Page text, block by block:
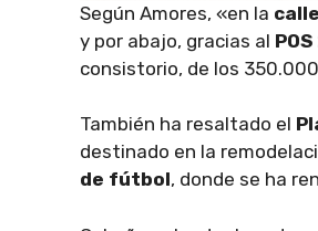
Según Amores, «en la
y por abajo, gracias al
consistorio, de los
También ha resaltado el
destinado en la
de fútbol, donde se ha